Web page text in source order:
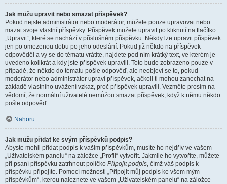
Jak můžu upravit nebo smazat příspěvek?
Pokud nejste administrátor nebo moderátor, můžete pouze upravovat nebo
mazat svoje vlastní příspěvky. Příspěvek můžete upravit po kliknutí na tlačítko
„Upravit“, které se nachází v příslušném příspěvku. Někdy lze upravit příspěvek
jen po omezenou dobu po jeho odeslání. Pokud již někdo na příspěvek
odpověděl a vy se do tématu vrátíte, najdete pod ním krátký text, ve kterém je
uvedeno kolikrát a kdy jste příspěvek upravili. Toto bude zobrazeno pouze v
případě, že někdo do tématu pošle odpověď, ale neobjeví se to, pokud
moderátor nebo administrátor upraví příspěvek, ačkoli ti mohou zanechat na
základě vlastního uvážení vzkaz, proč příspěvek upravili. Vezměte prosím na
vědomí, že normální uživatelé nemůžou smazat příspěvek, když k němu někdo
pošle odpověď.
Nahoru
Jak můžu přidat ke svým příspěvků podpis?
Abyste mohli přidat podpis k vašim příspěvkům, musíte ho nejdřív ve vašem
„Uživatelském panelu“ na záložce „Profil“ vytvořit. Jakmile ho vytvoříte, můžete
při psaní příspěvku zatrhnout políčko Připojit podpis, čímž váš podpis k
příspěvku připojíte. Pomocí možnosti „Připojit můj podpis ke všem mým
příspěvkům“, kterou naleznete ve vašem „Uživatelském panelu“ na záložce